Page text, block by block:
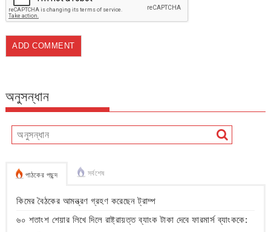
অনুসন্ধান
পাঠকের পছন্দ সর্বশেষ
কিমের বৈঠকের আমন্ত্রণ গ্রহণ করেছেন ট্রাম্প
৬০ শতাংশ শেয়ার লিখে দিলে রাষ্ট্রায়ত্ত ব্যাংক টাকা দেবে ফারমার্স ব্যাংককে: